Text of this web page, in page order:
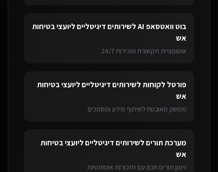
בוט וואטסאפ AI לשירותים דיגיטליים ליועצי בטיחות
אש
אוטומציית תקשורת ומכירות 24/7
פורטל לקוחותלשירותים דיגיטליים ליועצי בטיחות
אש
ממשק מאובטח לשיתוף מידע ומסמכים
מערכת תוריםלשירותים דיגיטליים ליועצי בטיחות
אש
זימון תורים חכם עם תזכורות אוטומטיות